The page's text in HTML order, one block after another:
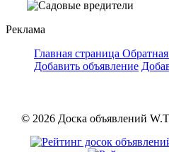
Реклама
Главная страница Обратная
Добавить объявление
© 2026 Доска объявлений